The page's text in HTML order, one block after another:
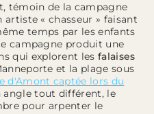
témoin de la campagne
« chasseur » faisant
temps par les enfants
campagne produit une
qui explorent lesfalaises
et la plage sous
d'Amont captée lors du
tout différent, le
pour arpenter le